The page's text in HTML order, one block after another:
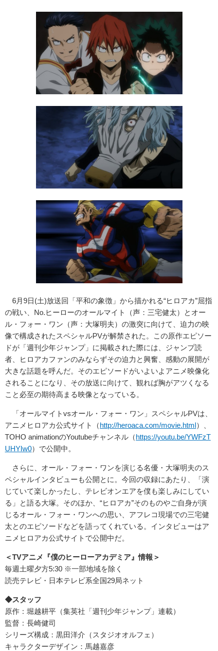
6月9日(土)放送回「平和の象徴」から描かれる“ヒロアカ”屈指
の戦い、No.ヒーローのオールマイト（声：三宅健太）とオー
ル・フォー・ワン（声：大塚明夫）の激突に向けて、迫力の映
像で構成されたスペシャルPVが解禁された。この原作エピソー
ドが「週刊少年ジャンプ」に掲載された際には、ジャンプ読
者、ヒロアカファンのみならずその迫力と興奮、感動の展開が
大きな話題を呼んだ。そのエピソードがいよいよアニメ映像化
されることになり、その放送に向けて、観れば胸がアツくなる
こと必至の期待高まる映像となっている。
「オールマイトvsオール・フォー・ワン」スペシャルPVは、
アニメヒロアカ公式サイト（http://heroaca.com/movie.html）、
TOHO animationのYoutubeチャンネル（https://youtu.be/YWFzT
UHYIw0）で公開中。
さらに、オール・フォー・ワンを演じる名優・大塚明夫のス
ペシャルインタビューも公開とに。今回の収録にあたり、「演
じていて楽しかったし、テレビオンエアを僕も楽しみにしてい
る」と語る大塚。そのほか、“ヒロアカ”そのものやご自身が演
じるオール・フォー・ワンへの思い、アフレコ現場での三宅健
太とのエピソードなどを語ってくれている。インタビューはア
ニメヒロアカ公式サイトで公開中だ。
＜TVアニメ『僕のヒーローアカデミア』情報＞
毎週土曜夕方5:30 ※一部地域を除く
読売テレビ・日本テレビ系全国29局ネット
◆スタッフ
原作：堀越耕平（集英社「週刊少年ジャンプ」連載）
監督：長崎健司
シリーズ構成：黒田洋介（スタジオオルフェ）
キャラクターデザイン：馬越嘉彦